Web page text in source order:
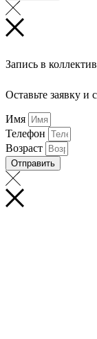
Запись в коллектив
Оставьте заявку и
Имя
Телефон
Возраст
Отправить